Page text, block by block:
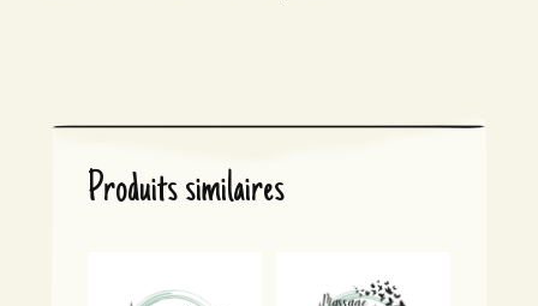
Produits similaires